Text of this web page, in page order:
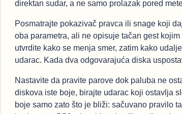
direktan sudar, a ne samo prolazak pored
Posmatrajte pokazivač pravca ili snage koji
oba parametra, ali ne opisuje tačan gest
utvrdite kako se menja smer, zatim kako
udarac. Kada dva odgovarajuća diska
Nastavite da pravite parove dok paluba ne
diskova iste boje, birajte udarac koji ostavlja
boje samo zato što je bliži: sačuvano pravilo